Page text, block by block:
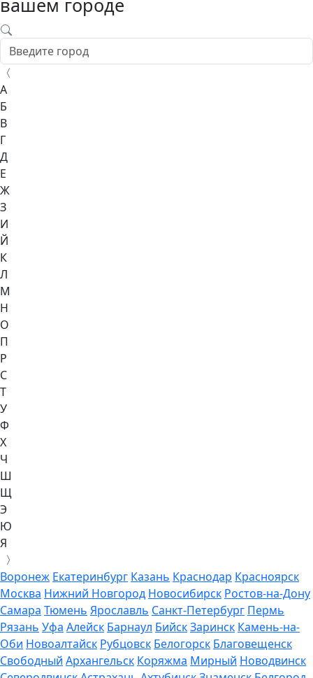
〈
А
Б
В
Г
Д
Е
Ж
З
И
Й
К
Л
М
Н
О
П
Р
С
Т
У
Ф
Х
Ч
Ш
Щ
Э
Ю
Я
〉
Воронеж Екатеринбург Казань Краснодар Красноярск
Москва Нижний Новгород Новосибирск Ростов-на-Дону
Самара Тюмень Ярославль Санкт-Петербург Пермь
Рязань Уфа Алейск Барнаул БийскЗаринск Камень-на-
Оби Новоалтайск Рубцовск Белогорск Благовещенск
Свободный Архангельск Коряжма Мирный Новодвинск